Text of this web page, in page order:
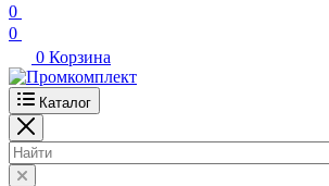
0
0
0 Корзина
Каталог